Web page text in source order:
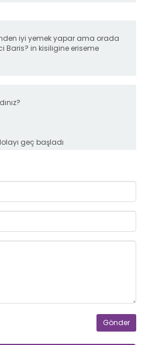
iyi yemek yapar ama orada
Baris? in kisiligine eriseme
geç başladı